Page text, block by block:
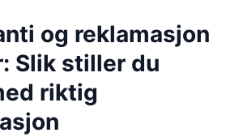
og reklamasjon
Slik stiller du
riktig